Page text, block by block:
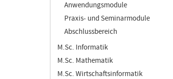
Anwendungsmodule
Praxis- und Seminarmodule
Abschlussbereich
M.Sc. Informatik
M.Sc. Mathematik
M.Sc. Wirtschaftsinformatik